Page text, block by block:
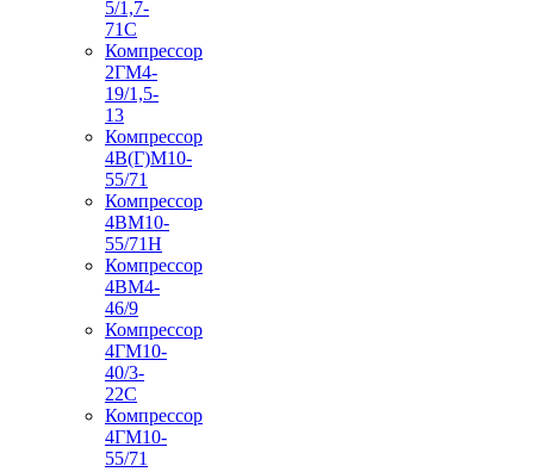
5/1,7-
71С
Компрессор
2ГМ4-
19/1,5-
13
Компрессор
4В(Г)М10-
55/71
Компрессор
4ВМ10-
55/71Н
Компрессор
4ВМ4-
46/9
Компрессор
4ГМ10-
40/3-
22С
Компрессор
4ГМ10-
55/71